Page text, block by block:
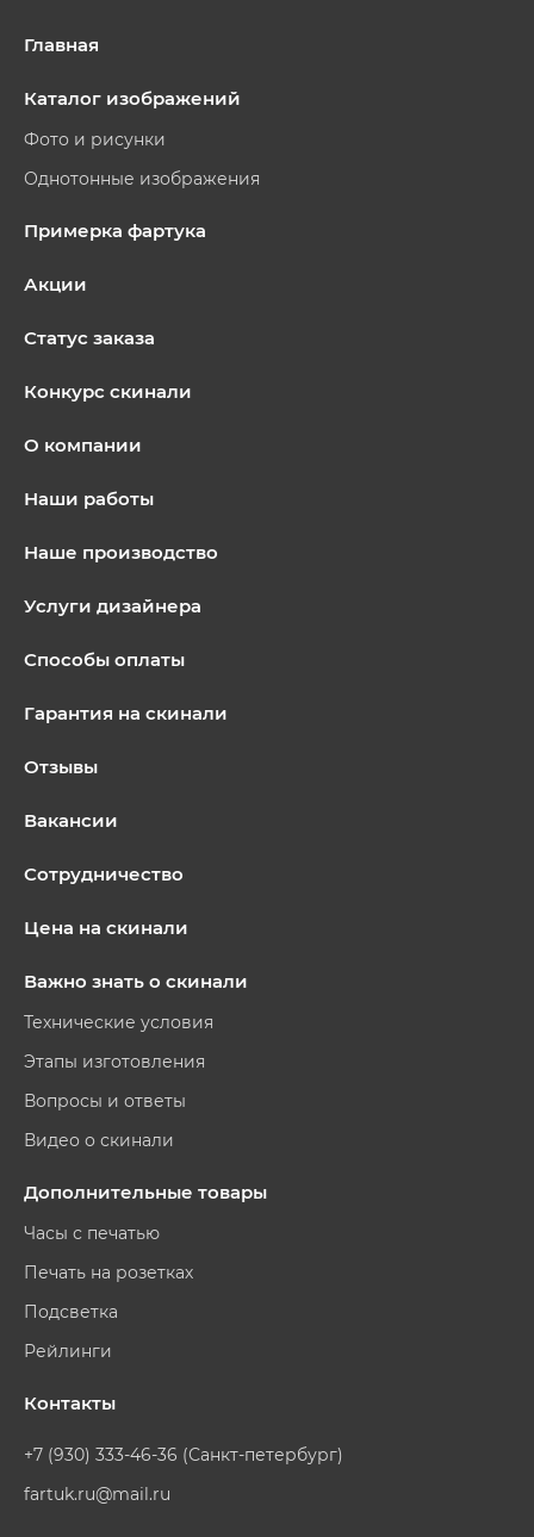
Главная
Каталог изображений
Фото и рисунки
Однотонные изображения
Примерка фартука
Акции
Статус заказа
Конкурс скинали
О компании
Наши работы
Наше производство
Услуги дизайнера
Способы оплаты
Гарантия на скинали
Отзывы
Вакансии
Сотрудничество
Цена на скинали
Важно знать о скинали
Технические условия
Этапы изготовления
Вопросы и ответы
Видео о скинали
Дополнительные товары
Часы с печатью
Печать на розетках
Подсветка
Рейлинги
Контакты
+7 (930) 333-46-36 (Санкт-петербург)
fartuk.ru@mail.ru